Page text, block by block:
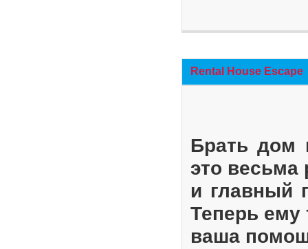
Rental House Escape
Брать дом
это весьма
и главный
Теперь ему
ваша